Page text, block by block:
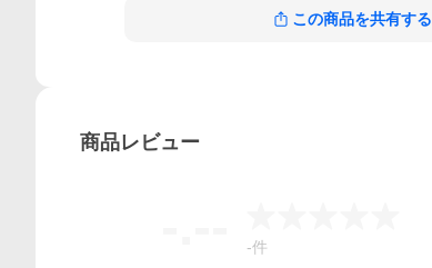
この商品を共有する
商品レビュー
-件